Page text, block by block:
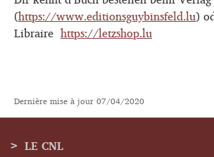
(https://www.editionsguybinsfeld.lu)
Libraire https://letzshop.lu
Dernière mise à jour07/04/2020
LE CNL